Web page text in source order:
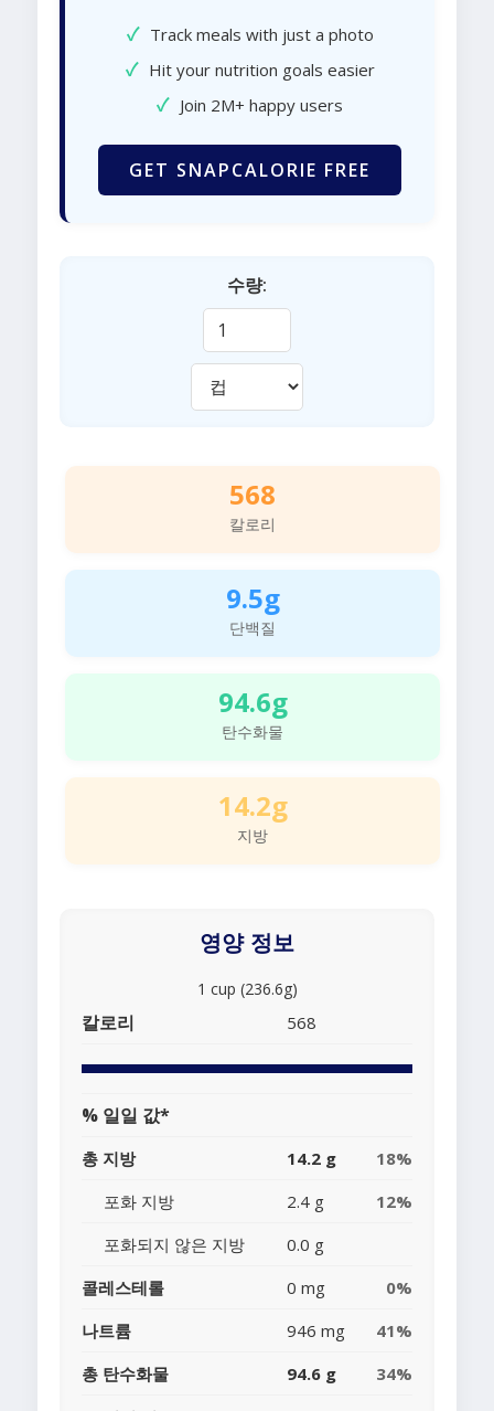
✓ Track meals with just a photo
✓ Hit your nutrition goals easier
✓ Join 2M+ happy users
GET SNAPCALORIE FREE
수량:
568
칼로리
9.5g
단백질
94.6g
탄수화물
14.2g
지방
영양 정보
1 cup (236.6g)
칼로리 568
% 일일 값*
총 지방 14.2 g
18%
포화 지방
2.4 g
12%
포화되지 않은 지방
0.0 g
콜레스테롤
0 mg
0%
나트륨
946 mg
41%
총 탄수화물
94.6 g
34%